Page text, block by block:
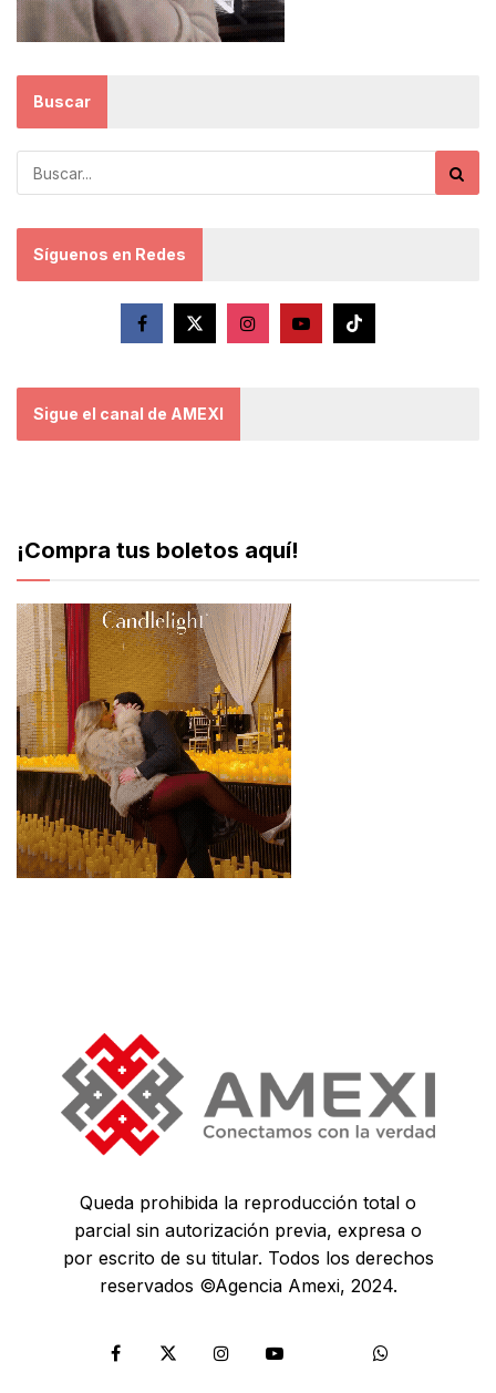
Buscar
Síguenos en Redes
Sigue el canal de AMEXI
¡Compra tus boletos aquí!
Queda prohibida la reproducción total o
parcial sin autorización previa, expresa o
por escrito de su titular. Todos los derechos
reservados ©Agencia Amexi, 2024.